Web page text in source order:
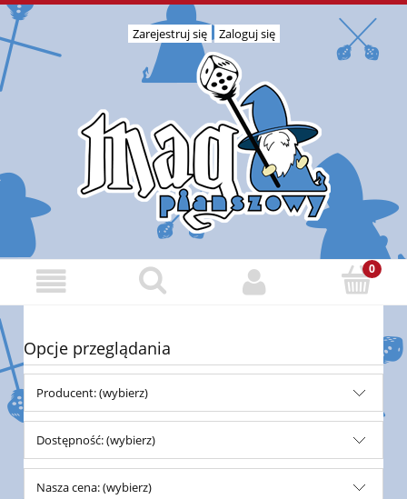
Zarejestruj się Zaloguj się
Opcje przeglądania
Producent: (wybierz)
Dostępność: (wybierz)
Nasza cena: (wybierz)